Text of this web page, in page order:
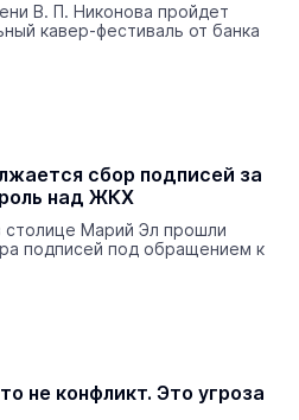
В. П. Никонова пройдет
кавер-фестиваль от банка
сбор подписей за
над ЖКХ
Марий Эл прошли
подписей под обращением к
не конфликт. Это угроза